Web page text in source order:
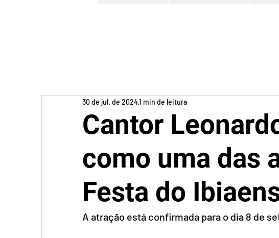
Cantor
como uma das
Festa do
30 de jul. de 20241 min de leitura
A atração está confirmada para o dia 8 de